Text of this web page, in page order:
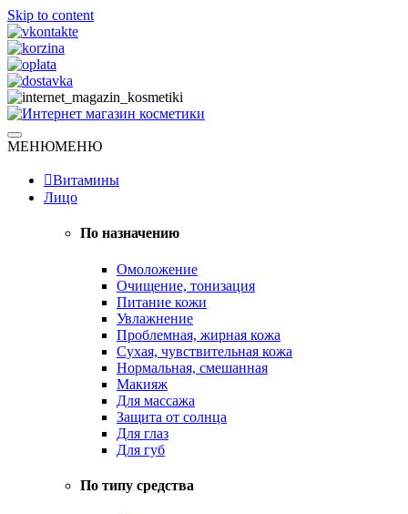
Skip to content
Интернет магазин косметики
Натуральная косметика
МЕНЮМЕНЮ
Витамины
Лицо
По назначению
Омоложение
Очищение, тонизация
Питание кожи
Увлажнение
Проблемная, жирная кожа
Сухая, чувствительная кожа
Нормальная, смешанная
Макияж
Для массажа
Защита от солнца
Для глаз
Для губ
По типу средства